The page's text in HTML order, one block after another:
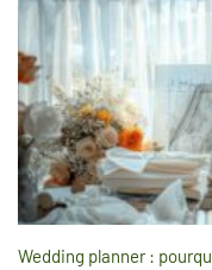
Wedding planner :